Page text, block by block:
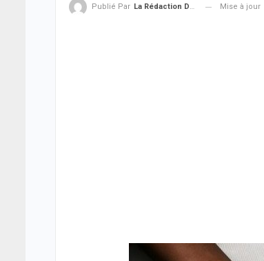
Publié Par La Rédaction De THIEYSENEGAL.com Mise à jour